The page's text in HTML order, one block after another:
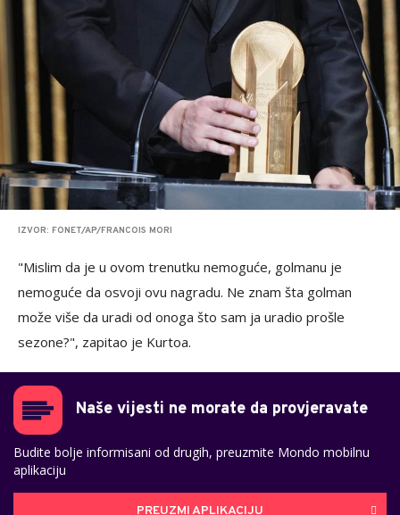
IZVOR: FONET/AP/FRANCOIS MORI
"Mislim da je u ovom trenutku nemoguće, golmanu je
nemoguće da osvoji ovu nagradu. Ne znam šta golman
može više da uradi od onoga što sam ja uradio prošle
sezone?", zapitao je Kurtoa.
Naše vijesti ne morate da provjeravate
Budite bolje informisani od drugih, preuzmite Mondo mobilnu
aplikaciju
PREUZMI APLIKACIJU